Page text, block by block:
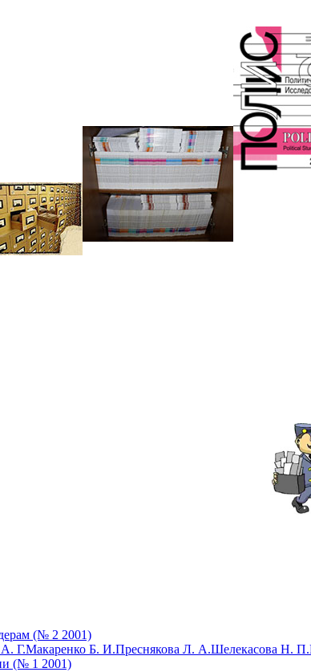
(№ 2 2001)
Г.Макаренко Б. И.Преснякова Л. А.Шелекасова Н. П.
(№ 1 2001)